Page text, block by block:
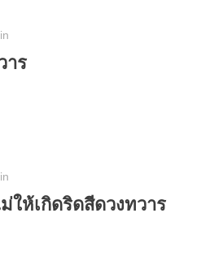
าร
ให้เกิดริดสีดวงทวาร